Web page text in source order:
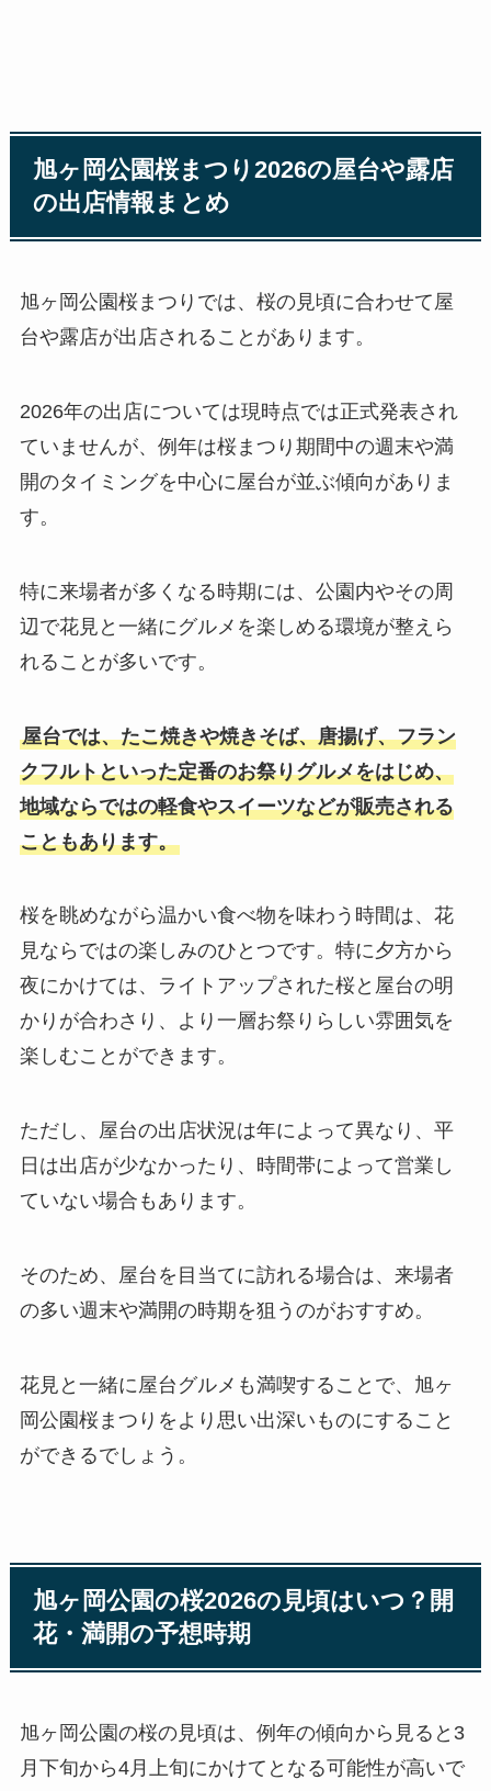
旭ヶ岡公園桜まつり2026の屋台や露店
の出店情報まとめ
旭ヶ岡公園桜まつりでは、桜の見頃に合わせて屋
台や露店が出店されることがあります。
2026年の出店については現時点では正式発表され
ていませんが、例年は桜まつり期間中の週末や満
開のタイミングを中心に屋台が並ぶ傾向がありま
す。
特に来場者が多くなる時期には、公園内やその周
辺で花見と一緒にグルメを楽しめる環境が整えら
れることが多いです。
屋台では、たこ焼きや焼きそば、唐揚げ、フラン
クフルトといった定番のお祭りグルメをはじめ、
地域ならではの軽食やスイーツなどが販売される
こともあります。
桜を眺めながら温かい食べ物を味わう時間は、花
見ならではの楽しみのひとつです。特に夕方から
夜にかけては、ライトアップされた桜と屋台の明
かりが合わさり、より一層お祭りらしい雰囲気を
楽しむことができます。
ただし、屋台の出店状況は年によって異なり、平
日は出店が少なかったり、時間帯によって営業し
ていない場合もあります。
そのため、屋台を目当てに訪れる場合は、来場者
の多い週末や満開の時期を狙うのがおすすめ。
花見と一緒に屋台グルメも満喫することで、旭ヶ
岡公園桜まつりをより思い出深いものにすること
ができるでしょう。
旭ヶ岡公園の桜2026の見頃はいつ？開
花・満開の予想時期
旭ヶ岡公園の桜の見頃は、例年の傾向から見ると3
月下旬から4月上旬にかけてとなる可能性が高いで